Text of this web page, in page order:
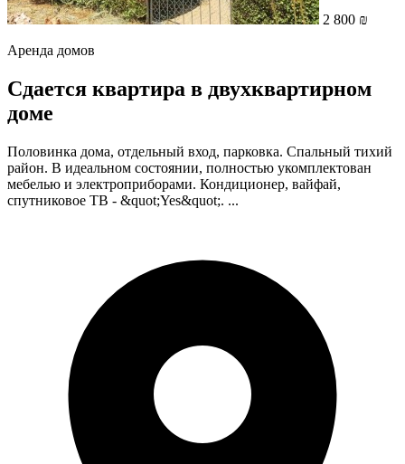
2 800 ₪
Аренда домов
Сдается квартира в двухквартирном
доме
Половинка дома, отдельный вход, парковка. Спальный тихий
район. В идеальном состоянии, полностью укомплектован
мебелью и электроприборами. Кондиционер, вайфай,
спутниковое ТВ - &quot;Yes&quot;. ...